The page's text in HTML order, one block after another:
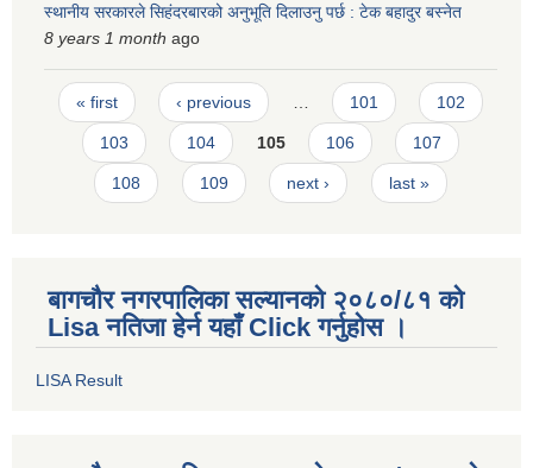
स्थानीय सरकारले सिहंदरबारको अनुभूति दिलाउनु पर्छ : टेक बहादुर बस्नेत
8 years 1 month ago
Pages
« first ‹ previous … 101 102
103 104 105 106 107
108 109 next › last »
बागचौर नगरपालिका सल्यानको २०८०/८१ को
Lisa नतिजा हेर्न यहाँ Click गर्नुहोस ।
LISA Result